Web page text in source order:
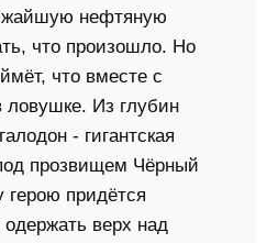
нефтяную
что произошло. Но
что вместе с
ловушке. Из глубин
- гигантская
прозвищем Чёрный
придётся
верх над